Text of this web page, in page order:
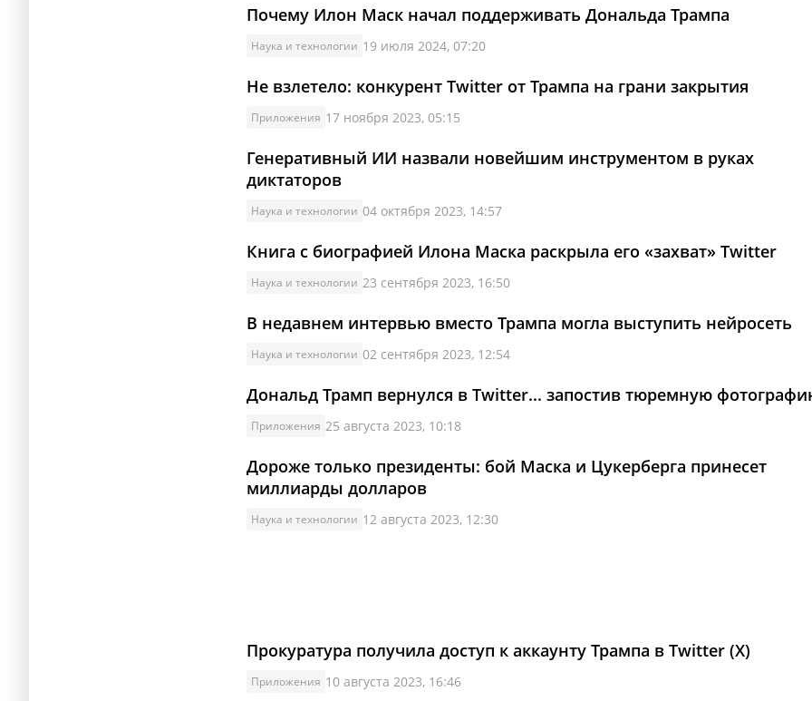
Почему Илон Маск начал поддерживать Дональда Трампа
Наука и технологии 19 июля 2024, 07:20
Не взлетело: конкурент Twitter от Трампа на грани закрытия
Приложения 17 ноября 2023, 05:15
Генеративный ИИ назвали новейшим инструментом в руках
диктаторов
Наука и технологии 04 октября 2023, 14:57
Книга с биографией Илона Маска раскрыла его «захват» Twitter
Наука и технологии 23 сентября 2023, 16:50
В недавнем интервью вместо Трампа могла выступить нейросеть
Наука и технологии 02 сентября 2023, 12:54
Дональд Трамп вернулся в Twitter... запостив тюремную
Приложения 25 августа 2023, 10:18
Дороже только президенты: бой Маска и Цукерберга принесет
миллиарды долларов
Наука и технологии 12 августа 2023, 12:30
Прокуратура получила доступ к аккаунту Трампа в Twitter (X)
Приложения 10 августа 2023, 16:46